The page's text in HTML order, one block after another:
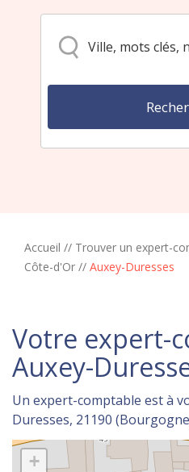
Accueil // Trouver un expert-
Côte-d'Or // Auxey-Duresses
Votre expert-
Auxey-
Un expert-comptable est à
Duresses, 21190
+